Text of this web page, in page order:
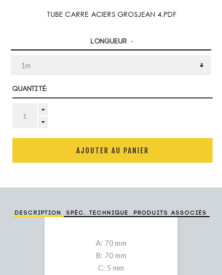
TUBE CARRE ACIERS GROSJEAN 4.PDF
Longueur *
Quantité:
AJOUTER AU PANIER
Description Spéc. technique Produits associés
A: 70 mm
B: 70 mm
C: 5 mm